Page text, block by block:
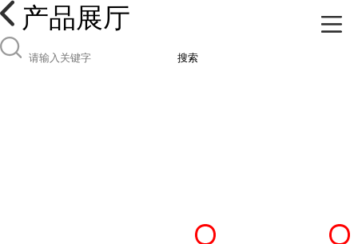
产品展厅
搜索